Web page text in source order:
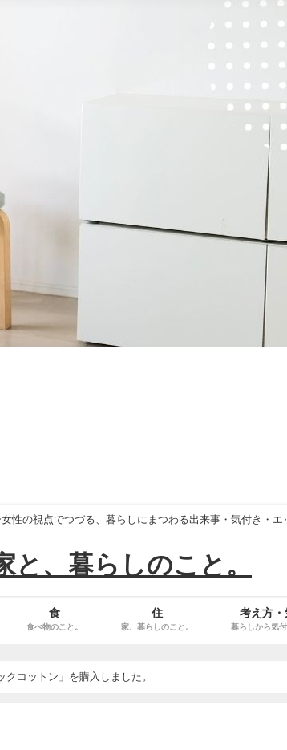
性の視点でつづる、暮らしにまつわる出来事・気付き・エ
と、暮らしのこと。
食
食べ物のこと。
住
家、暮らしのこと。
考え方・
暮らしから気付
コットン」を購入しました。